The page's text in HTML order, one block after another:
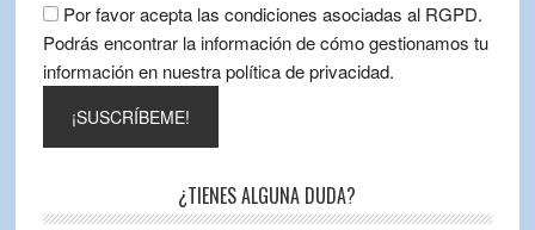
Por favor acepta las condiciones asociadas al RGPD.
Podrás encontrar la información de cómo gestionamos tu
información en nuestra política de privacidad.
¿TIENES ALGUNA DUDA?